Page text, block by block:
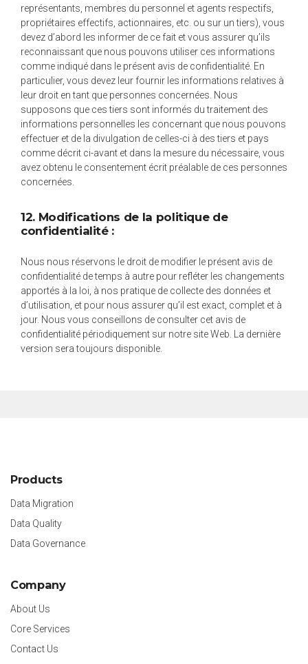
représentants, membres du personnel et agents respectifs,
propriétaires effectifs, actionnaires, etc. ou sur un tiers), vous
devez d’abord les informer de ce fait et vous assurer qu’ils
reconnaissant que nous pouvons utiliser ces informations
comme indiqué dans le présent avis de confidentialité. En
particulier, vous devez leur fournir les informations relatives à
leur droit en tant que personnes concernées. Nous
supposons que ces tiers sont informés du traitement des
informations personnelles les concernant que nous pouvons
effectuer et de la divulgation de celles-ci à des tiers et pays
comme décrit ci-avant et dans la mesure du nécessaire, vous
avez obtenu le consentement écrit préalable de ces personnes
concernées.
12. Modifications de la politique de
confidentialité :
Nous nous réservons le droit de modifier le présent avis de
confidentialité de temps à autre pour refléter les changements
apportés à la loi, à nos pratique de collecte des données et
d’utilisation, et pour nous assurer qu’il est exact, complet et à
jour. Nous vous conseillons de consulter cet avis de
confidentialité périodiquement sur notre site Web. La dernière
version sera toujours disponible.
Products
Data Migration
Data Quality
Data Governance
Company
About Us
Core Services
Contact Us